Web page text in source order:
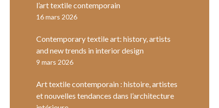
l’art textile contemporain
16 mars 2026
Contemporary textile art: history, artists
and new trends in interior design
9 mars 2026
Art textile contemporain : histoire, artistes
et nouvelles tendances dans l’architecture